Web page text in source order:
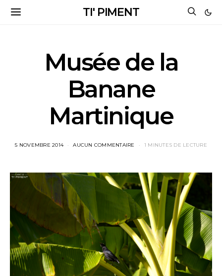
TI' PIMENT
Musée de la
Banane
Martinique
5 NOVEMBRE 2014 AUCUN COMMENTAIRE 1 MINUTES DE LECTURE